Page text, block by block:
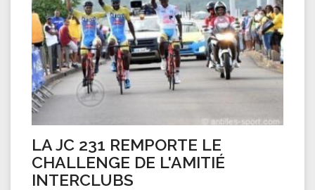
LA JC 231 REMPORTE LE
CHALLENGE DE L'AMITIÉ
INTERCLUBS